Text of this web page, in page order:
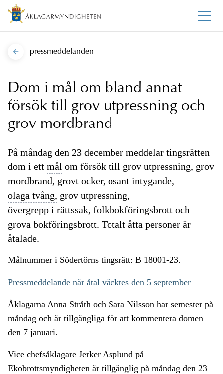
pressmeddelanden
Dom i mål om bland annat
försök till grov utpressning och
grov mordbrand
På måndag den 23 december meddelar tingsrätten
dom i ett mål om försök till grov utpressning, grov
mordbrand, grovt ocker, osant intygande,
olaga tvång, grov utpressning,
övergrepp i rättssak, folkbokföringsbrott och
grova bokföringsbrott. Totalt åtta personer är
åtalade.
Målnummer i Södertörns tingsrätt: B 18001-23.
Pressmeddelande när åtal väcktes den 5 september
Åklagarna Anna Stråth och Sara Nilsson har semester på
måndag och är tillgängliga för att kommentera domen
den 7 januari.
Vice chefsåklagare Jerker Asplund på
Ekobrottsmyndigheten är tillgänglig på måndag den 23